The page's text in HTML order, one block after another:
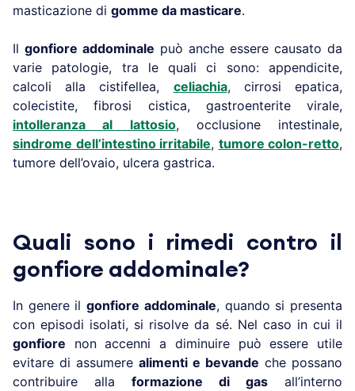
masticazione di gomme da masticare.
Il gonfiore addominale può anche essere causato da
varie patologie, tra le quali ci sono: appendicite,
calcoli alla cistifellea, celiachia, cirrosi epatica,
colecistite, fibrosi cistica, gastroenterite virale,
intolleranza al lattosio, occlusione intestinale,
sindrome dell’intestino irritabile, tumore colon-retto,
tumore dell’ovaio, ulcera gastrica.
Quali sono i rimedi contro il
gonfiore addominale?
In genere ilgonfiore addominale, quando si presenta
con episodi isolati, si risolve da sé. Nel caso in cui il
gonfiore non accenni a diminuire può essere utile
evitare di assumere alimenti e bevande che possano
contribuire alla formazione di gas all’interno